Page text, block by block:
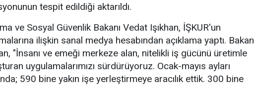
tespit edildiği aktarıldı.
ve Sosyal Güvenlik Bakanı Vedat Işıkhan, İŞKUR'un
ilişkin sanal medya hesabından açıklama yaptı. Bakan
"İnsanı ve emeği merkeze alan, nitelikli iş gücünü üretimle
uygulamalarımızı sürdürüyoruz. Ocak-mayıs ayları
590 bine yakın işe yerleştirmeye aracılık ettik. 300 bine